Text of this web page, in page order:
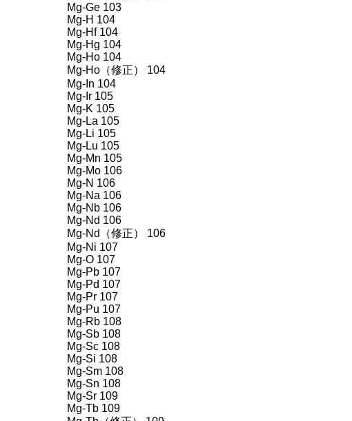
Mg-Ge 103
Mg-H 104
Mg-Hf 104
Mg-Hg 104
Mg-Ho 104
Mg-Ho（修正） 104
Mg-In 104
Mg-Ir 105
Mg-K 105
Mg-La 105
Mg-Li 105
Mg-Lu 105
Mg-Mn 105
Mg-Mo 106
Mg-N 106
Mg-Na 106
Mg-Nb 106
Mg-Nd 106
Mg-Nd（修正） 106
Mg-Ni 107
Mg-O 107
Mg-Pb 107
Mg-Pd 107
Mg-Pr 107
Mg-Pu 107
Mg-Rb 108
Mg-Sb 108
Mg-Sc 108
Mg-Si 108
Mg-Sm 108
Mg-Sn 108
Mg-Sr 109
Mg-Tb 109